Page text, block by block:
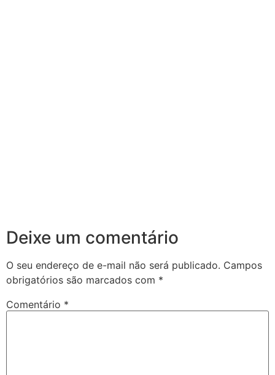
Deixe um comentário
O seu endereço de e-mail não será publicado. Campos
obrigatórios são marcados com *
Comentário *